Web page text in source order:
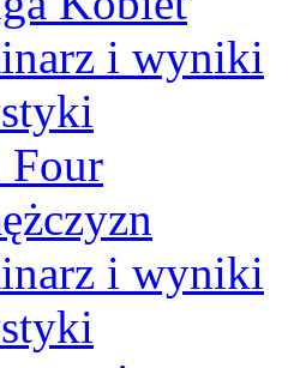
i wyniki
Four
i wyniki